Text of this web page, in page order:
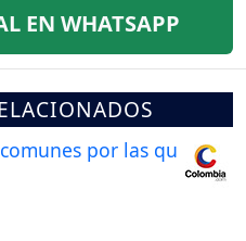
EN WHATSAPP